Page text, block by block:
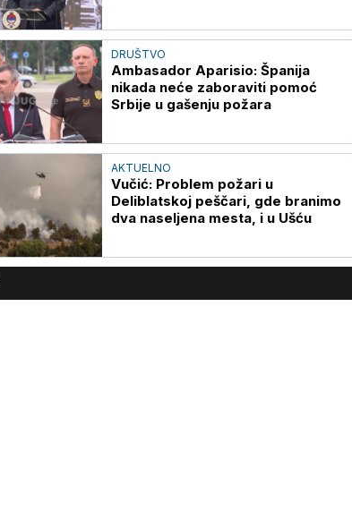
DRUŠTVO
Ambasador Aparisio: Španija
nikada neće zaboraviti pomoć
Srbije u gašenju požara
AKTUELNO
Vučić: Problem požari u
Deliblatskoj peščari, gde branimo
dva naseljena mesta, i u Ušću